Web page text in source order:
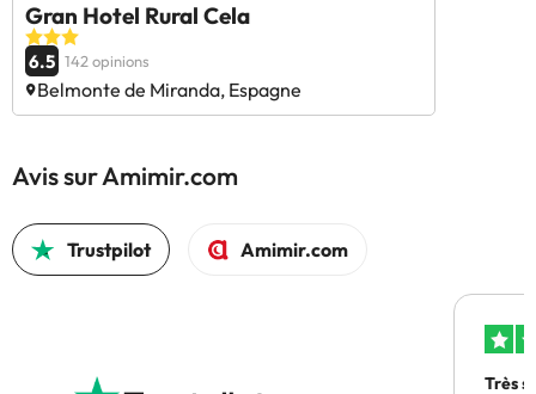
Gran Hotel Rural Cela
6.5 142 opinions
Belmonte de Miranda, Espagne
Avis sur Amimir.com
Trustpilot Amimir.com
Très